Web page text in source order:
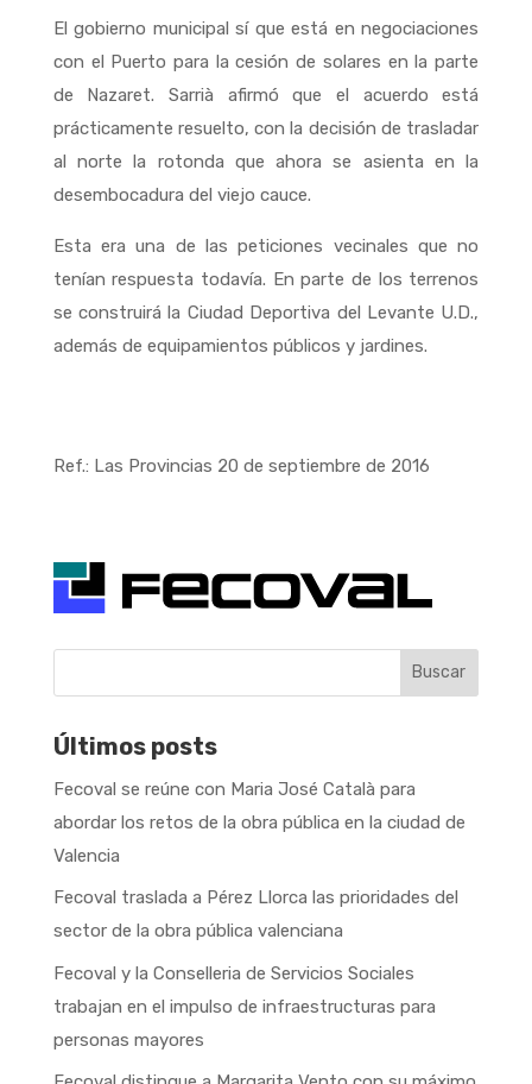
El gobierno municipal sí que está en negociaciones
con el Puerto para la cesión de solares en la parte
de Nazaret. Sarrià afirmó que el acuerdo está
prácticamente resuelto, con la decisión de trasladar
al norte la rotonda que ahora se asienta en la
desembocadura del viejo cauce.
Esta era una de las peticiones vecinales que no
tenían respuesta todavía. En parte de los terrenos
se construirá la Ciudad Deportiva del Levante U.D.,
además de equipamientos públicos y jardines.
Ref.: Las Provincias 20 de septiembre de 2016
Buscar
Últimos posts
Fecoval se reúne con Maria José Català para
abordar los retos de la obra pública en la ciudad de
Valencia
Fecoval traslada a Pérez Llorca las prioridades del
sector de la obra pública valenciana
Fecoval y la Conselleria de Servicios Sociales
trabajan en el impulso de infraestructuras para
personas mayores